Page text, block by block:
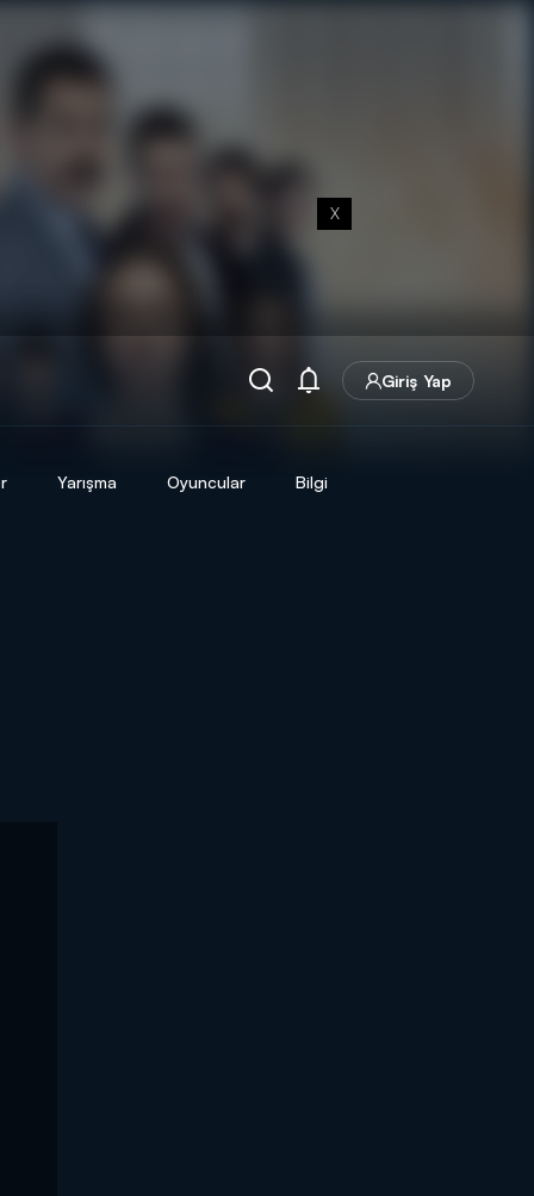
X
Giriş Yap
Yarışma Oyuncular Bilgi